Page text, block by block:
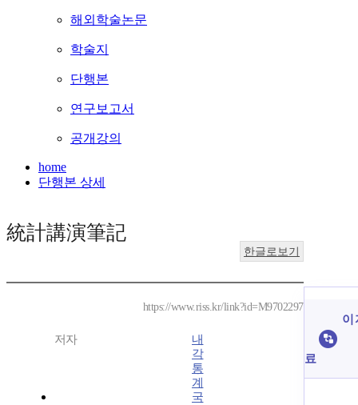
해외학술논문
학술지
단행본
연구보고서
공개강의
home
단행본 상세
統計講演筆記
한글로보기
https://www.riss.kr/link?id=M9702297
저자
내
각
통
계
국
이
료